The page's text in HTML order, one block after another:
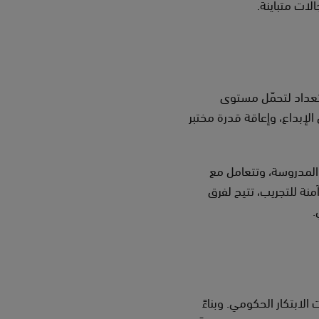
لتحمّل مستوى
وإعاقة قدرة مختبر
وتتعامل مع
للتجريب، تتيح لفرق
الحكومي. وبناءً